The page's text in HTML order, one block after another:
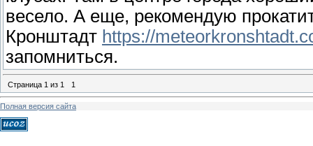
весело. А еще, рекомендую
Кронштадт https://
запомниться.
Страница 1 из 1 1
Полная версия сайта